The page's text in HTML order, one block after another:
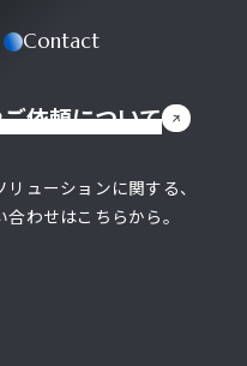
Contact
依頼について
ューションに関する、
わせはこちらから。